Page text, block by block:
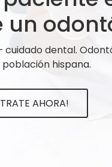
un
cuidado dental.
hispana.
AHORA!